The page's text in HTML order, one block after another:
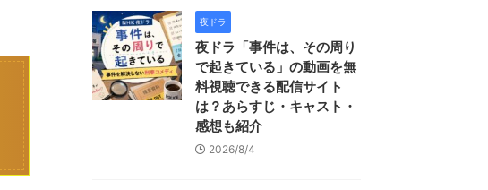
夜ドラ
夜ドラ「事件は、その周り
で起きている」の動画を無
料視聴できる配信サイト
は？あらすじ・キャスト・
感想も紹介
2026/8/4